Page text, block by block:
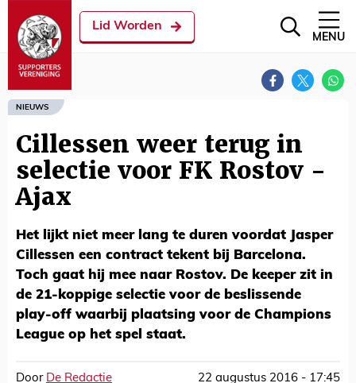
Lid Worden
MENU
NIEUWS
Cillessen weer terug in
selectie voor FK Rostov -
Ajax
Het lijkt niet meer lang te duren voordat Jasper
Cillessen een contract tekent bij Barcelona.
Toch gaat hij mee naar Rostov. De keeper zit in
de 21-koppige selectie voor de beslissende
play-off waarbij plaatsing voor de Champions
League op het spel staat.
Door De Redactie 22 augustus 2016 - 17:45